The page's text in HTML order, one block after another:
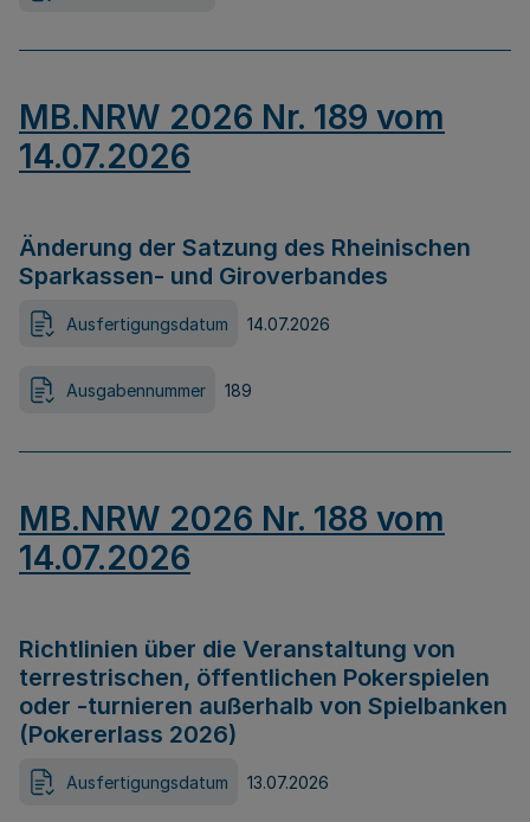
MB.NRW 2026 Nr. 189 vom
14.07.2026
Änderung der Satzung des Rheinischen
Sparkassen- und Giroverbandes
Ausfertigungsdatum 14.07.2026
Ausgabennummer 189
MB.NRW 2026 Nr. 188 vom
14.07.2026
Richtlinien über die Veranstaltung von
terrestrischen, öffentlichen Pokerspielen
oder -turnieren außerhalb von Spielbanken
(Pokererlass 2026)
Ausfertigungsdatum 13.07.2026